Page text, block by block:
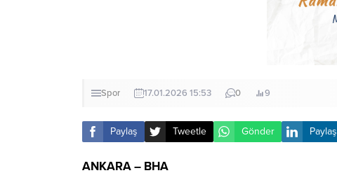
Spor 17.01.2026 15:53 0 9
Paylaş Tweetle Gönder Paylaş
ANKARA – BHA